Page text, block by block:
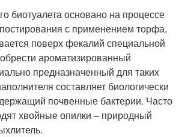
биотуалета основано на процессе
с применением торфа,
поверх фекалий специальной
ароматизированный
предназначенный для таких
составляет биологически
почвенные бактерии. Часто
хвойные опилки – природный